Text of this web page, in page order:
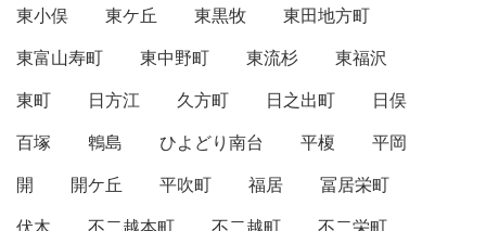
東小俣 東ケ丘 東黒牧
東田地方町
東富山寿町
東中野町 東流杉
東福沢
東町
日方江 久方町 日之出町
日俣
百塚
鵯島 ひよどり南台 平榎
平岡
開
開ケ丘 平吹町 福居
冨居栄町